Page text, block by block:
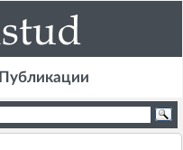
Публикации